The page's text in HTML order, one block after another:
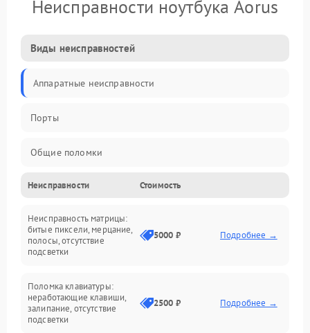
Неисправности ноутбука Aorus
Виды неисправностей
Аппаратные неисправности
Порты
Общие поломки
Устройства
Программные ошибки
Электрические и системные сбои
Интерфейсные проблемы
Батарея
Неисправности Стоимость
Неисправность матрицы:
битые пиксели, мерцание,
полосы, отсутствие
подсветки
5000 ₽ Подробнее →
Поломка клавиатуры:
неработающие клавиши,
залипание, отсутствие
подсветки
2500 ₽ Подробнее →